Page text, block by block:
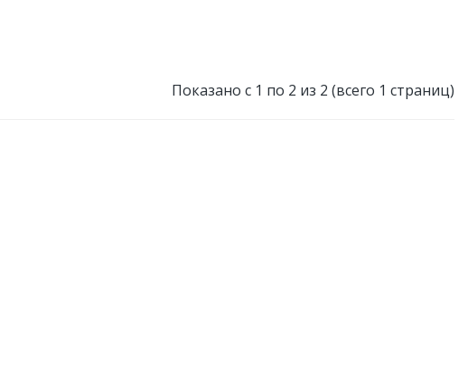
Показано с 1 по 2 из 2 (всего 1 страниц)